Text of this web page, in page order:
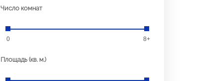
Число комнат
0 8+
Площадь (кв. м.)